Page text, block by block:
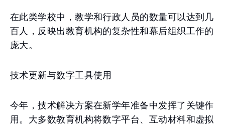
在此类学校中，教学和行政人员的数量可以达到几
百人，反映出教育机构的复杂性和幕后组织工作的
庞大。
技术更新与数字工具使用
今年，技术解决方案在新学年准备中发挥了关键作
用。大多数教育机构将数字平台、互动材料和虚拟